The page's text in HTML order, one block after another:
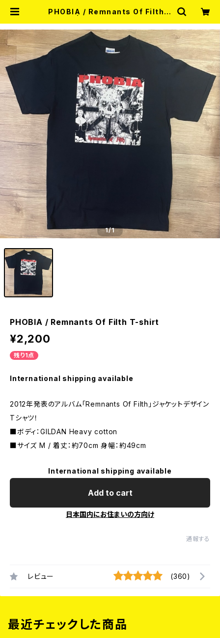
PHOBIA / Remnants Of Filth T
1/1
PHOBIA / Remnants Of Filth T-shirt
¥2,200
残り1点
International shipping available
2012年発表のアルバム「Remnants Of Filth」ジャケットデザイン
Tシャツ！
■ボディ：GILDAN Heavy cotton
■サイズ M / 着丈：約70cm 身幅：約49cm
International shipping available
Add to cart
日本国内にお住まいの方向け
通報する
レビュー (360)
最近チェックした商品